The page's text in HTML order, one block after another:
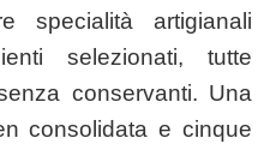
specialità artigianali
selezionati, tutte
conservanti. Una
consolidata e cinque